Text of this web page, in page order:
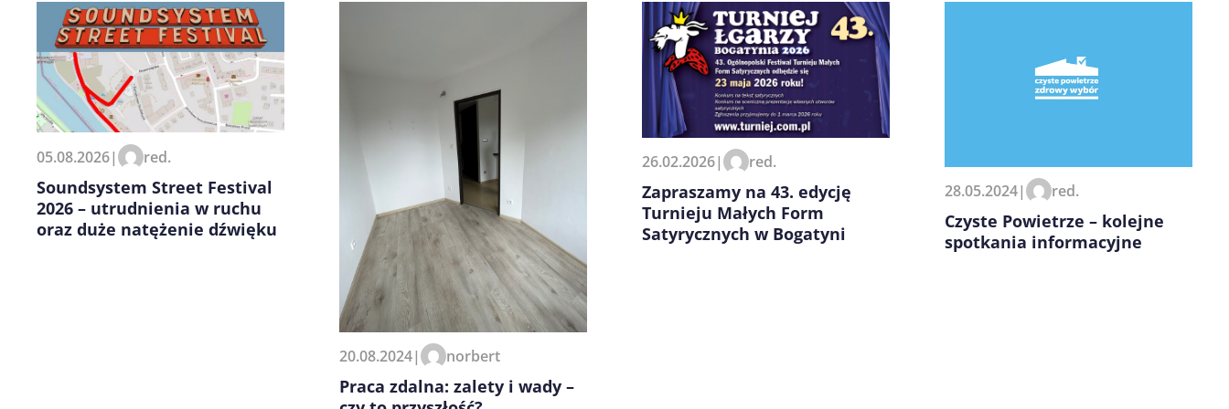
Zapamiętaj moje dane w tej przeglądarce podczas pisania
kolejnych komentarzy.
05.08.2026| red.
Soundsystem Street Festival
2026 – utrudnienia w ruchu
oraz duże natężenie dźwięku
20.08.2024| norbert
Praca zdalna: zalety i wady –
26.02.2026| red.
Zapraszamy na 43. edycję
Turnieju Małych Form
Satyrycznych w Bogatyni
28.05.2024| red.
Czyste Powietrze – kolejne
spotkania informacyjne